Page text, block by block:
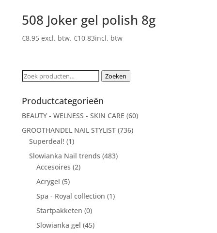
508 Joker gel polish 8g
€8,95 excl. btw. €10,83incl. btw
Zoeken
Zoeken
Productcategorieën
BEAUTY - WELNESS - SKIN CARE (60)
GROOTHANDEL NAIL STYLIST (736)
Superdeal! (1)
Slowianka Nail trends (483)
Accesoires (2)
Acrygel (5)
Spa - Royal collection (1)
Startpakketen (0)
Slowianka gel (45)